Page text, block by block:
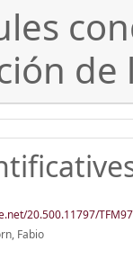
de
20.500.11797/
Fabio